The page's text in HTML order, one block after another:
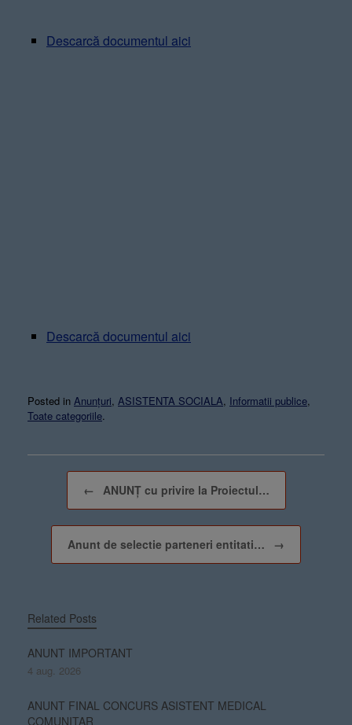
Descarcă documentul aici
Descarcă documentul aici
Posted in Anunțuri, ASISTENTA SOCIALA, Informatii publice,
Toate categoriile.
← ANUNŢ cu privire la Proiectul…
Anunt de selectie parteneri entitati… →
Related Posts
ANUNT IMPORTANT
4 aug. 2026
ANUNT FINAL CONCURS ASISTENT MEDICAL
COMUNITAR